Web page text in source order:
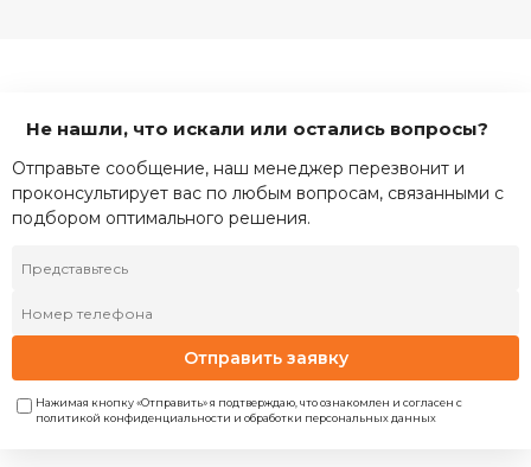
Не нашли, что искали или остались вопросы?
Отправьте сообщение, наш менеджер перезвонит и
проконсультирует вас по любым вопросам, связанными с
подбором оптимального решения.
Отправить заявку
Нажимая кнопку «Отправить» я подтверждаю, что ознакомлен и согласен с
политикой конфиденциальности и обработки персональных данных